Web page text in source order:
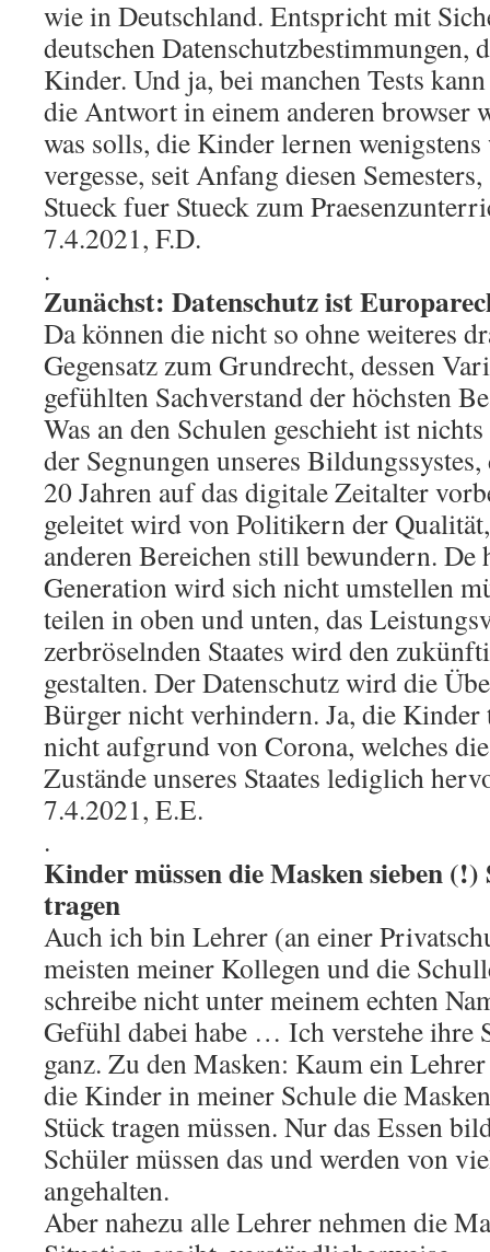
wie in Deutschland. Entspricht mit
deutschen Datenschutzbestimmungen,
Kinder. Und ja, bei manchen Tests
die Antwort in einem anderen browser
was solls, die Kinder lernen wenigstens
vergesse, seit Anfang diesen
Stueck fuer Stueck zum
7.4.2021, F.D.
.
Zunächst: Datenschutz ist
Da können die nicht so ohne weiteres
Gegensatz zum Grundrecht, dessen
gefühlten Sachverstand der höchsten
Was an den Schulen geschieht ist
der Segnungen unseres
20 Jahren auf das digitale Zeitalter
geleitet wird von Politikern der
anderen Bereichen still bewundern. De
Generation wird sich nicht umstellen
teilen in oben und unten, das
zerbröselnden Staates wird den
gestalten. Der Datenschutz wird die
Bürger nicht verhindern. Ja, die
nicht aufgrund von Corona, welches
Zustände unseres Staates lediglich
7.4.2021, E.E.
.
Kinder müssen die Masken sieben
tragen
Auch ich bin Lehrer (an einer
meisten meiner Kollegen und die
schreibe nicht unter meinem echten
Gefühl dabei habe … Ich verstehe ihre
ganz. Zu den Masken: Kaum ein
die Kinder in meiner Schule die
Stück tragen müssen. Nur das Essen
Schüler müssen das und werden von
angehalten.
Aber nahezu alle Lehrer nehmen die